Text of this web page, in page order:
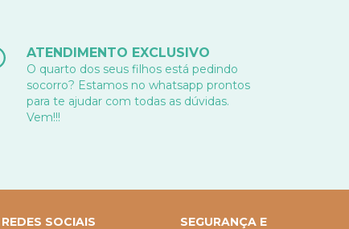
ATENDIMENTO EXCLUSIVO
O quarto dos seus filhos está pedindo
socorro? Estamos no whatsapp prontos
para te ajudar com todas as dúvidas.
Vem!!!
REDES SOCIAIS SEGURANÇA E